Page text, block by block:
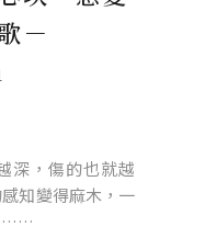
－
深，傷的也就越
知變得麻木，一
……